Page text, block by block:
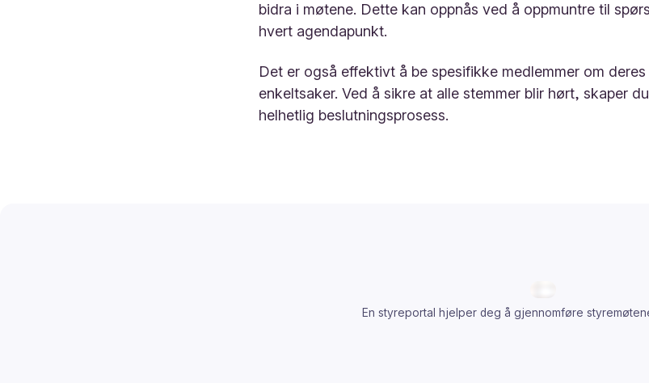
bidra i møtene. Dette kan oppnås ved å oppmuntre til
hvert agendapunkt.
Det er også effektivt å be spesifikke medlemmer om
enkeltsaker. Ved å sikre at alle stemmer blir hørt, skaper
helhetlig beslutningsprosess.
En styreportal hjelper deg å gjennomføre